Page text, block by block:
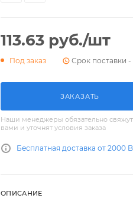
113.63 руб./шт
Под заказ Срок поставки -
ЗАКАЗАТЬ
Наши менеджеры обязательно
вами и уточнят условия заказа
Бесплатная доставка от 2000
ОПИСАНИЕ